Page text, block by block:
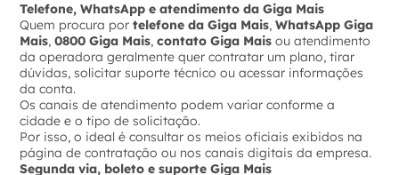
Telefone, WhatsApp e atendimento da Giga Mais
Quem procura portelefone da Giga Mais,WhatsApp Giga
Mais,0800 Giga Mais,contato Giga Mais ou atendimento
da operadora geralmente quer contratar um plano, tirar
dúvidas, solicitar suporte técnico ou acessar informações
da conta.
Os canais de atendimento podem variar conforme a
cidade e o tipo de solicitação.
Por isso, o ideal é consultar os meios oficiais exibidos na
página de contratação ou nos canais digitais da empresa.
Segunda via, boleto e suporte Giga Mais